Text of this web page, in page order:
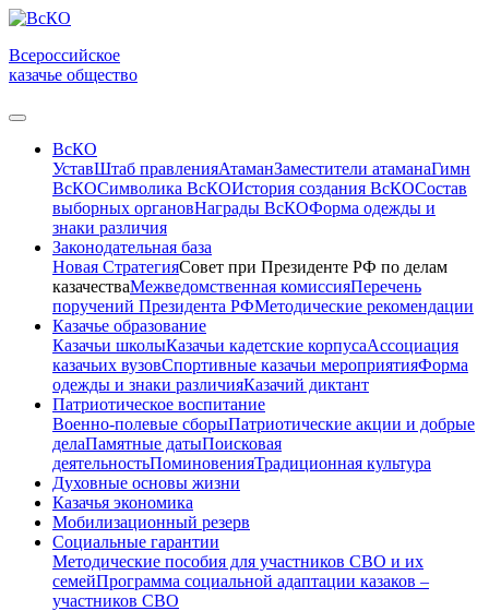
Всероссийское
казачье общество
ВсКО
УставШтаб правленияАтаманЗаместители атаманаГимн
ВсКОСимволика ВсКОИстория создания ВсКОСостав
выборных органовНаграды ВсКОФорма одежды и
знаки различия
Законодательная база
Новая СтратегияСовет при Президенте РФ по делам
казачестваМежведомственная комиссияПеречень
поручений Президента РФМетодические рекомендации
Казачье образование
Казачьи школыКазачьи кадетские корпусаАссоциация
казачьих вузовСпортивные казачьи мероприятияФорма
одежды и знаки различияКазачий диктант
Патриотическое воспитание
Военно-полевые сборыПатриотические акции и добрые
делаПамятные датыПоисковая
деятельностьПоминовенияТрадиционная культура
Духовные основы жизни
Казачья экономика
Мобилизационный резерв
Социальные гарантии
Методические пособия для участников СВО и их
семейПрограмма социальной адаптации казаков –
участников СВО